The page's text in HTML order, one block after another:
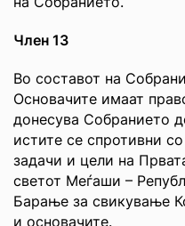
Член 13
Во составот на
Основачите имаат
донесува Собранието
истите се спротивни
задачи и цели на
светот Меѓаши –
Барање за свикување
и основачите.